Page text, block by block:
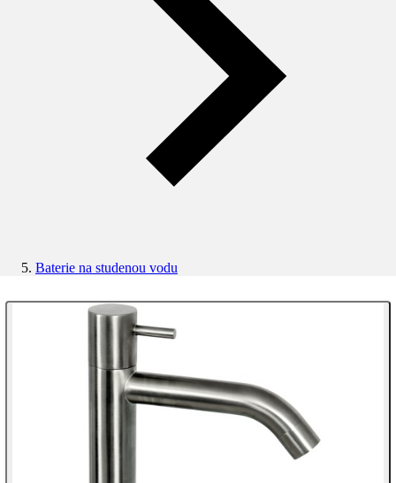
Baterie na studenou vodu